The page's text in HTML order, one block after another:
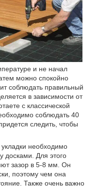
и не начал
можно спокойно
соблюдать правильный
в зависимости от
с классической
соблюдать 40
следить, чтобы
укладки необходимо
досками. Для этого
зазор в 5-8 мм. Он
поэтому чем она
Также очень важно